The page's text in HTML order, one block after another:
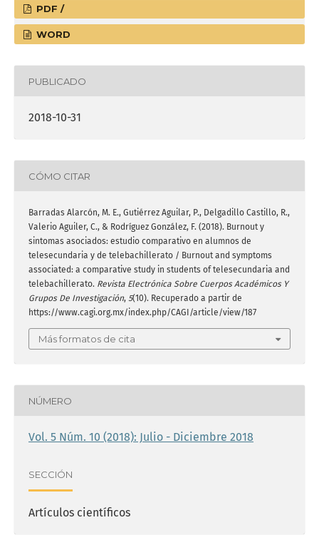
PDF /
WORD
PUBLICADO
2018-10-31
CÓMO CITAR
Barradas Alarcón, M. E., Gutiérrez Aguilar, P., Delgadillo Castillo, R.,
Valerio Aguiler, C., & Rodríguez González, F. (2018). Burnout y
sintomas asociados: estudio comparativo en alumnos de
telesecundaria y de telebachillerato / Burnout and symptoms
associated: a comparative study in students of telesecundaria and
telebachillerato. Revista Electrónica Sobre Cuerpos Académicos Y
Grupos De Investigación, 5(10). Recuperado a partir de
https://www.cagi.org.mx/index.php/CAGI/article/view/187
Más formatos de cita
NÚMERO
Vol. 5 Núm. 10 (2018): Julio - Diciembre 2018
SECCIÓN
Artículos científicos